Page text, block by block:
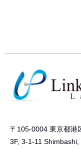
〒105-0004 東京都港
3F, 3-1-11